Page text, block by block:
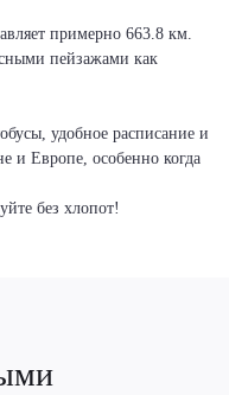
примерно 663.8 км.
пейзажами как
удобное расписание и
и Европе, особенно когда
без хлопот!